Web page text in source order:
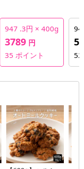
947 .3円 × 400g
3789 円
35 ポイント 52